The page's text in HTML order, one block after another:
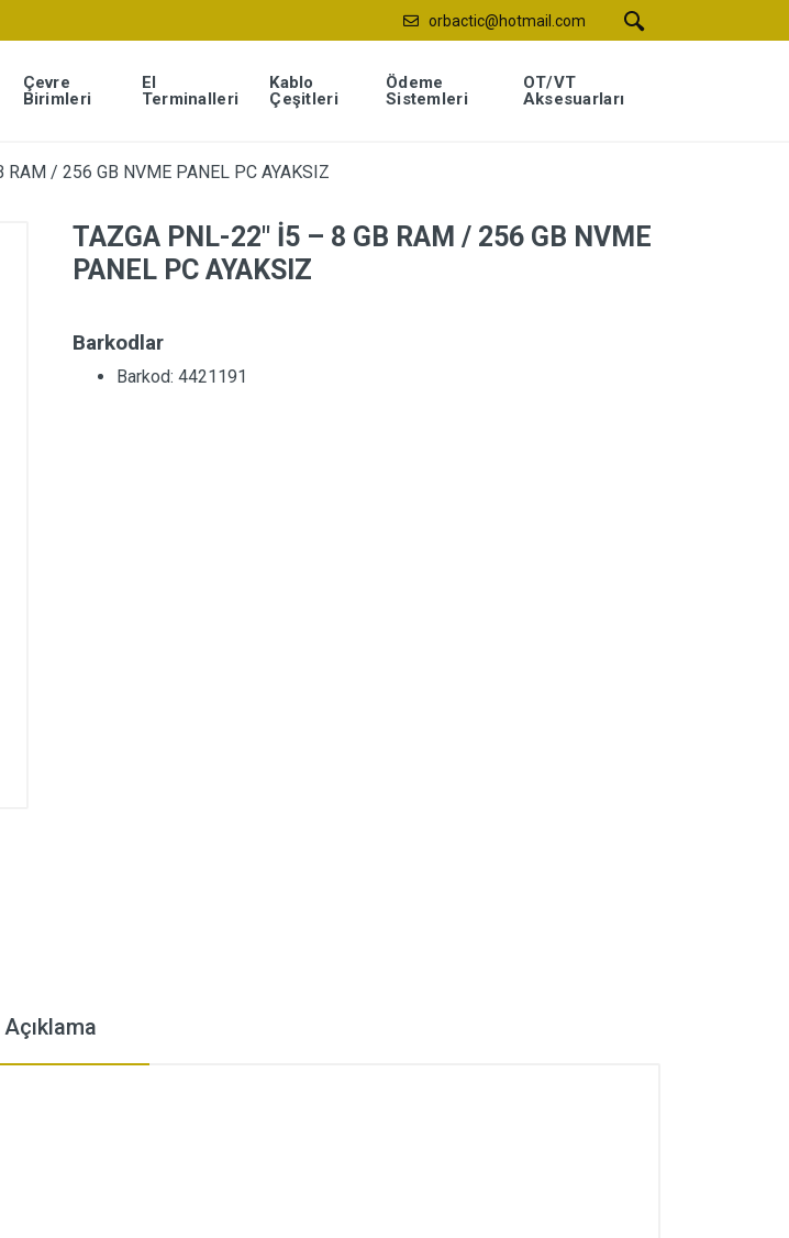
orbactic@hotmail.com
Çevre
Birimleri
El
Terminalleri
Kablo
Çeşitleri
Ödeme
Sistemleri
OT/VT
Aksesuarları
RAM / 256 GB NVME PANEL PC AYAKSIZ
TAZGA PNL-22″ İ5 – 8 GB RAM / 256 GB NVME
PANEL PC AYAKSIZ
Barkodlar
Barkod: 4421191
Açıklama